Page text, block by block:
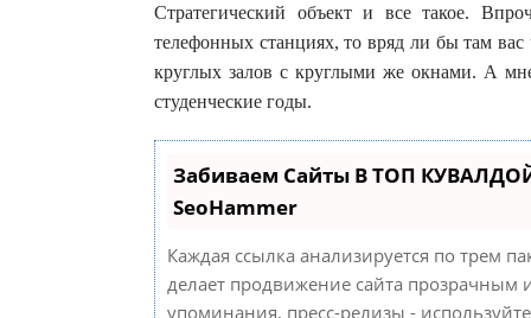
Стратегический объект и все такое.
телефонных станциях, то вряд ли бы там
круглых залов с круглыми же окнами. А
студенческие годы.
Забиваем Сайты В ТОП
SeoHammer
Каждая ссылка анализируется по трем
делает продвижение сайта прозрачным
упоминания, пресс-релизы -